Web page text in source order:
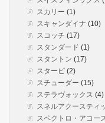
スカリー (1)
スキャンダイナ (10)
スコッチ (17)
スタンダード (1)
スタントン (17)
スタービ (2)
スチューダー (15)
ステラヴォックス (4)
スネルアクースティ
スペクトロ・アコー